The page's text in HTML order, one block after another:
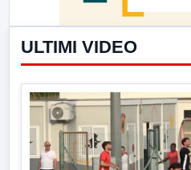
ULTIMI VIDEO